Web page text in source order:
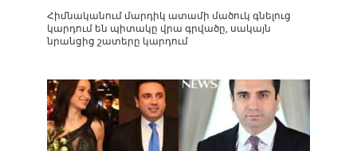
Հիմնականում մարդիկ ատամի մածուկ գնելուց
կարդում են պիտակը վրա գրվածը, սակայն
նրանցից շատերը կարդում